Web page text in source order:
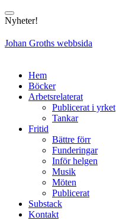
to
Nyheter!
Johan Groths webbsida
Hem
Böcker
Arbetsrelaterat
Publicerat i yrket
Tankar
Fritid
Bättre förr
Funderingar
Inför helgen
Musik
Möten
Publicerat
Substack
Kontakt